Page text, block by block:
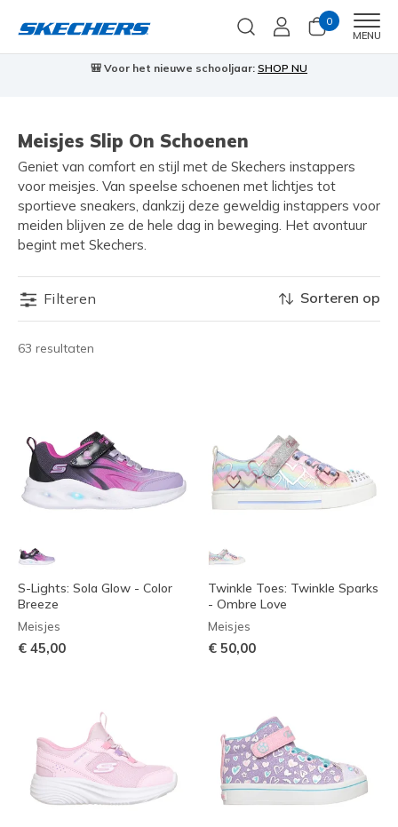
0
MENU
🎒 Voor het nieuwe schooljaar: SHOP NU
Meisjes Slip On Schoenen
Geniet van comfort en stijl met de Skechers instappers
voor meisjes. Van speelse schoenen met lichtjes tot
sportieve sneakers, dankzij deze geweldig instappers voor
meiden blijven ze de hele dag in beweging. Het avontuur
begint met Skechers.
Filteren
63 resultaten
Sorteren op
S-Lights: Sola Glow - Color
Breeze
Meisjes
€ 45,00
Twinkle Toes: Twinkle Sparks
- Ombre Love
Meisjes
€ 50,00